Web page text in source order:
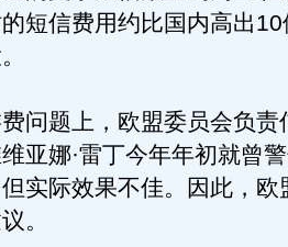
短信费用约比国内高出
题上，欧盟委员会负责
亚娜·雷丁今年年初就曾
实际效果不佳。因此，欧
。